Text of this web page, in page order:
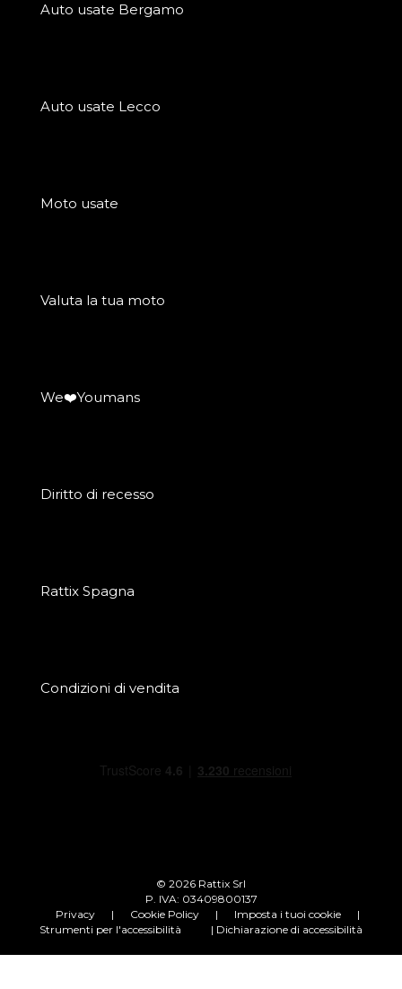
Auto usate Bergamo
Auto usate Lecco
Moto usate
Valuta la tua moto
We❤️Youmans
Diritto di recesso
Rattix Spagna
Condizioni di vendita
© 2026 Rattix Srl
P. IVA: 03409800137
Privacy
| Cookie Policy | Imposta i tuoi cookie
|
Strumenti per l'accessibilità
| Dichiarazione di accessibilità